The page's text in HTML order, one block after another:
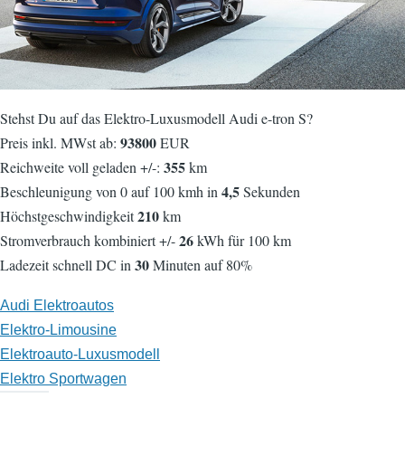
Stehst Du auf das Elektro-Luxusmodell Audi e-tron S?
Preis inkl. MWst ab: 93800EUR
Reichweite voll geladen +/-: 355km
Beschleunigung von 0 auf 100 kmh in4,5Sekunden
Höchstgeschwindigkeit210km
Stromverbrauch kombiniert +/-26kWh für 100 km
Ladezeit schnell DC in30Minuten auf 80%
Audi Elektroautos
Elektro-Limousine
Elektroauto-Luxusmodell
Elektro Sportwagen